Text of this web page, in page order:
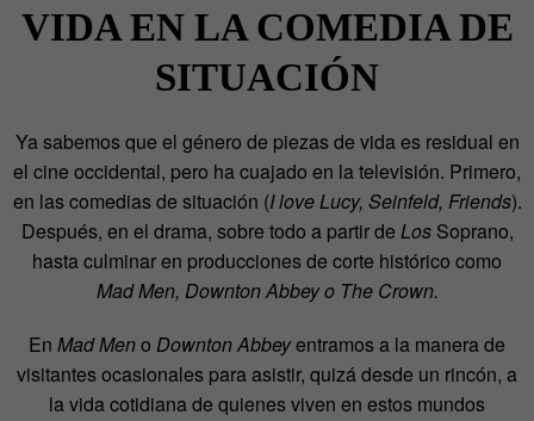
VIDA EN LA COMEDIA DE
SITUACIÓN
Ya sabemos que el género de piezas de vida es residual en
el cine occidental, pero ha cuajado en la televisión. Primero,
en las comedias de situación (I love Lucy, Seinfeld, Friends).
Después, en el drama, sobre todo a partir de LosSoprano,
hasta culminar en producciones de corte histórico como
Mad Men, Downton Abbey o The Crown.
En Mad Meno Downton Abbeyentramos a la manera de
visitantes ocasionales para asistir, quizá desde un rincón, a
la vida cotidiana de quienes viven en estos mundos